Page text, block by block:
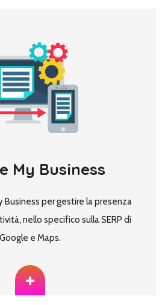
My Business
Business per gestire la presenza
nello specifico sulla SERP di
Google e Maps.